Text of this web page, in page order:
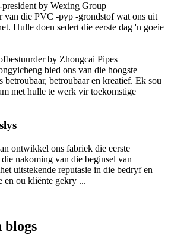
president by Wexing Group
van die PVC -pyp -grondstof wat ons uit
Hulle doen sedert die eerste dag 'n goeie
by Zhongcai Pipes
bied ons van die hoogste
betroubaar, betroubaar en kreatief. Ek sou
met hulle te werk vir toekomstige
ontwikkel ons fabriek die eerste
nakoming van die beginsel van
uitstekende reputasie in die bedryf en
en ou kliënte gekry ...
blogs